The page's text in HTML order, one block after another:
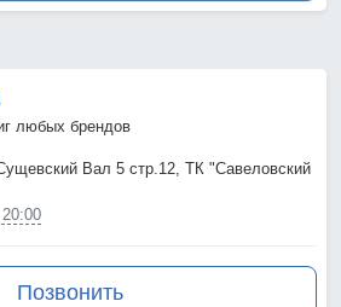
любых брендов
Вал 5 стр.12, ТК "Савеловский
Позвонить